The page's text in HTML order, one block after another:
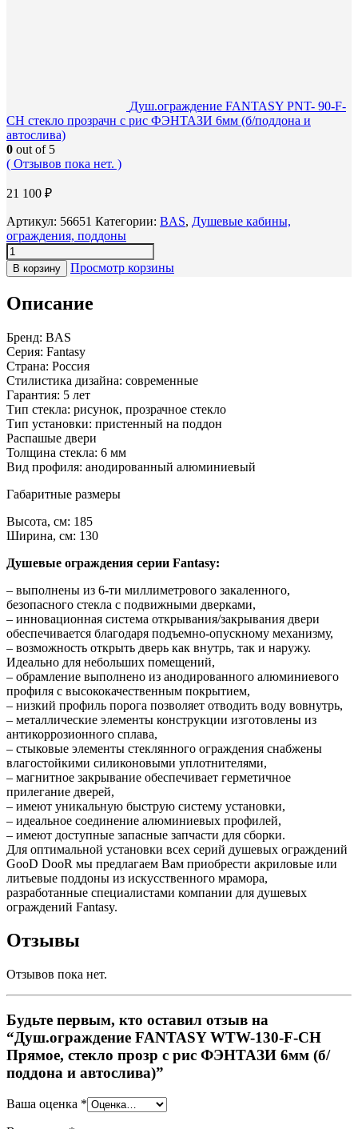
Душ.ограждение FANTASY PNT- 90-F-
CH стекло прозрачн с рис ФЭНТАЗИ 6мм (б/поддона и
автослива)
0 out of 5
( Отзывов пока нет. )
21 100 ₽
Артикул: 56651 Категории: BAS, Душевые кабины,
ограждения, поддоны
В корзину Просмотр корзины
Описание
Бренд: BAS
Серия: Fantasy
Страна: Россия
Стилистика дизайна: современные
Гарантия: 5 лет
Тип стекла: рисунок, прозрачное стекло
Тип установки: пристенный на поддон
Распашые двери
Толщина стекла: 6 мм
Вид профиля: анодированный алюминиевый
Габаритные размеры
Высота, см: 185
Ширина, см: 130
Душевые ограждения серии Fantasy:
– выполнены из 6-ти миллиметрового закаленного,
безопасного стекла с подвижными дверками,
– инновационная система открывания/закрывания двери
обеспечивается благодаря подъемно-опускному механизму,
– возможность открыть дверь как внутрь, так и наружу.
Идеально для небольших помещений,
– обрамление выполнено из анодированного алюминиевого
профиля с высококачественным покрытием,
– низкий профиль порога позволяет отводить воду вовнутрь,
– металлические элементы конструкции изготовлены из
антикоррозионного сплава,
– стыковые элементы стеклянного ограждения снабжены
влагостойкими силиконовыми уплотнителями,
– магнитное закрывание обеспечивает герметичное
прилегание дверей,
– имеют уникальную быструю систему установки,
– идеальное соединение алюминиевых профилей,
– имеют доступные запасные запчасти для сборки.
Для оптимальной установки всех серий душевых ограждений
GooD DooR мы предлагаем Вам приобрести акриловые или
литьевые поддоны из искусственного мрамора,
разработанные специалистами компании для душевых
ограждений Fantasy.
Отзывы
Отзывов пока нет.
Будьте первым, кто оставил отзыв на
“Душ.ограждение FANTASY WTW-130-F-CH
Прямое, стекло прозр с рис ФЭНТАЗИ 6мм (б/
поддона и автослива)”
Ваша оценка *